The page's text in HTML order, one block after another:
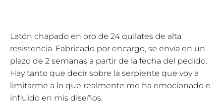
precio
original
era:
84,00€.
precio
actual
es:
79,00€.
Latón chapado en oro de 24 quilates de alta
resistencia. Fabricado por encargo, se envía en un
plazo de 2 semanas a partir de la fecha del pedido.
Hay tanto que decir sobre la serpiente que voy a
limitarme a lo que realmente me ha emocionado e
influido en mis diseños.